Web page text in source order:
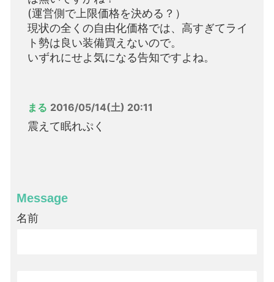
(運営側で上限価格を決める？）
現状の全くの自由化価格では、高すぎてライ
ト勢は良い装備買えないので。
いずれにせよ気になる告知ですよね。
まる 2016/05/14(土) 20:11
震えて眠れぷく
Message
名前